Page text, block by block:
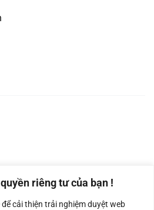
riêng tư của bạn !
cải thiện trải nghiệm duyệt web